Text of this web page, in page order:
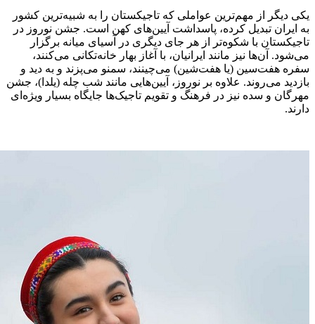
یکی دیگر از مهم‌ترین عواملی که تاجیکستان را به شبیه‌ترین کشور
به ایران تبدیل کرده، پاسداشت آیین‌های کهن است. جشن نوروز در
تاجیکستان با شکوه‌تر از هر جای دیگری در آسیای میانه برگزار
می‌شود. آن‌ها نیز مانند ایرانیان، با آغاز بهار خانه‌تکانی می‌کنند،
سفره هفت‌سین (یا هفت‌شین) می‌چینند، سمنو می‌پزند و به دید و
بازدید می‌روند. علاوه بر نوروز، آیین‌هایی مانند شب چله (یلدا)، جشن
مهرگان و سده نیز در فرهنگ و تقویم تاجیک‌ها جایگاه بسیار ویژه‌ای
دارند.